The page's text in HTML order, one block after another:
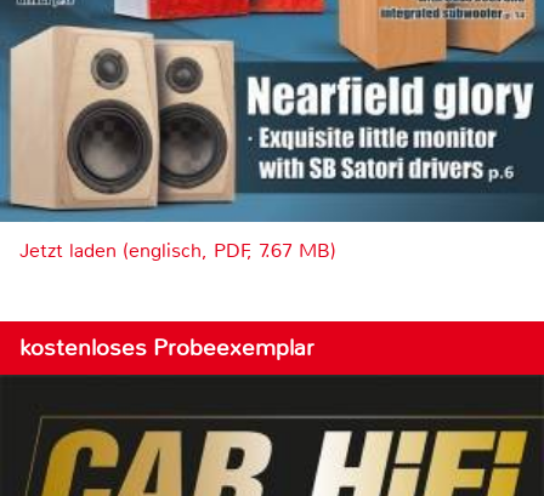
Jetzt laden (englisch, PDF, 7.67 MB)
kostenloses Probeexemplar